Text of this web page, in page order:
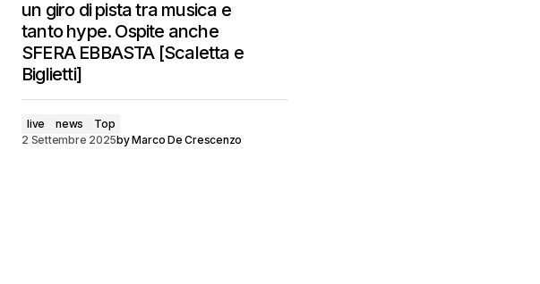
un giro di pista tra musica e
tanto hype. Ospite anche
SFERA EBBASTA [Scaletta e
Biglietti]
live news
Top
2 Settembre 2025byMarco De Crescenzo